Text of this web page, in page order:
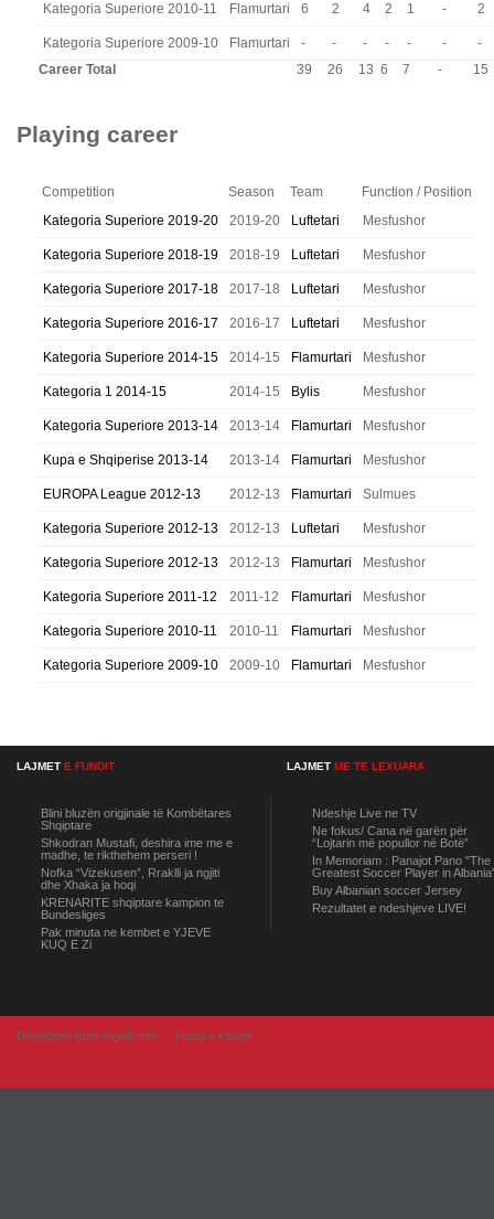
Kategoria Superiore 2010-11 Flamurtari 6 2 4 2 1 - 2
Kategoria Superiore 2009-10 Flamurtari - - - - - -
-
Career Total
39 26 13 6 7 - 15
Playing career
Competition Season Team
Function / Position
Kategoria Superiore 2019-20
2019-20 Luftetari Mesfushor
Kategoria Superiore 2018-19 2018-19 Luftetari Mesfushor
Kategoria Superiore 2017-18 2017-18 Luftetari Mesfushor
Kategoria Superiore 2016-17 2016-17 Luftetari Mesfushor
Kategoria Superiore 2014-15 2014-15 Flamurtari Mesfushor
Kategoria 1 2014-15 2014-15 Bylis Mesfushor
Kategoria Superiore 2013-14 2013-14 Flamurtari Mesfushor
Kupa e Shqiperise 2013-14 2013-14 Flamurtari Mesfushor
EUROPA League 2012-13 2012-13 Flamurtari Sulmues
Kategoria Superiore 2012-13 2012-13 Luftetari Mesfushor
Kategoria Superiore 2012-13 2012-13 Flamurtari Mesfushor
Kategoria Superiore 2011-12 2011-12 Flamurtari Mesfushor
Kategoria Superiore 2010-11 2010-11 Flamurtari Mesfushor
Kategoria Superiore 2009-10 2009-10 Flamurtari Mesfushor
LAJMET E FUNDIT
Blini bluzën origjinale të Kombëtares
Shqiptare
Shkodran Mustafi, deshira ime me e
madhe, te rikthehem perseri !
Nofka “Vizekusen”, Rraklli ja ngjiti
dhe Xhaka ja hoqi
KRENARITE shqiptare kampion te
Bundesliges
Pak minuta ne kembet e YJEVE
KUQ E Zi
LAJMET ME TE LEXUARA
Ndeshje Live ne TV
Ne fokus/ Cana në garën për
“Lojtarin më popullor në Botë”
In Memoriam : Panajot Pano "The
Greatest Soccer Player in
Buy Albanian soccer Jersey
Rezultatet e ndeshjeve LIVE!
Developer from IngAlb.info Harta e Faqes